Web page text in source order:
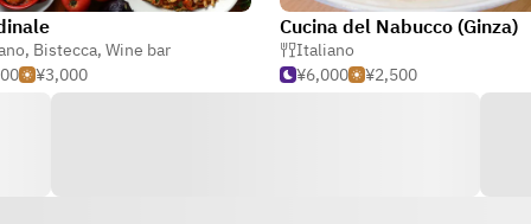
, Bistecca, Wine bar
¥3,000
Cucina del Nabucco (Ginza)
Italiano
¥6,000
¥2,500